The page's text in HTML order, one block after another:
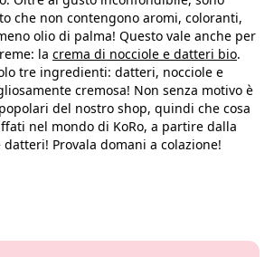
che non contengono aromi, coloranti,
olio di palma! Questo vale anche per
la crema di nocciole e datteri bio.
tre ingredienti: datteri, nocciole e
cremosa! Non senza motivo è
del nostro shop, quindi che cosa
nel mondo di KoRo, a partire dalla
Provala domani a colazione!